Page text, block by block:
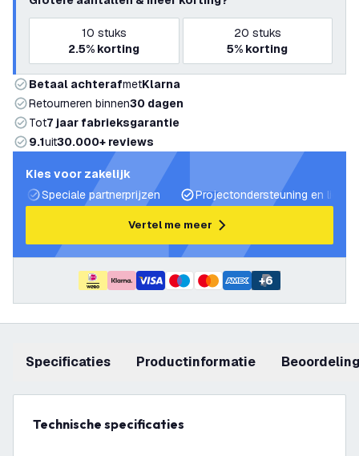
10 stuks
2.5% korting
20 stuks
5% korting
Betaal achterafmetKlarna
Retourneren binnen30 dagen
Tot7 jaar fabrieksgarantie
9.1uit30.000+ reviews
Kies voor zakelijk
Speciale partnerprijzen
Projectondersteuning en
Vertel me meer
+6
Specificaties productinformatie
Technische specificaties